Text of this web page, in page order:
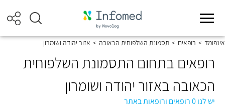
אינפומד > רופאים > תסמונת השלפוחית הכאובה > אזור יהודה ושומרון
רופאים בתחום התסמונת השלפוחית
הכאובה באזור יהודה ושומרון
יש לנו 0 רופאים ורופאות באתר